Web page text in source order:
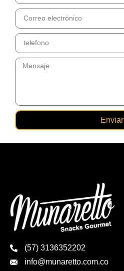
Enviar
(57) 3136352202
info@munaretto.com.co